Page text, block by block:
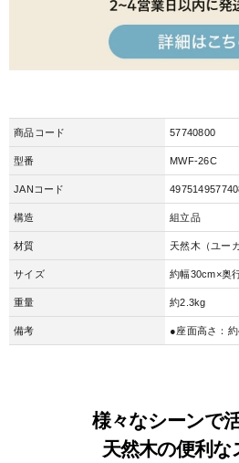
商品コード 57740800
型番 MWF-26C
JANコード
構造 組立品
材質 天然木（ユー
サイズ 約幅30cm×奥
重量 約2.3kg
備考 ●座面高さ：
様々なシーンで
天然木の便利な